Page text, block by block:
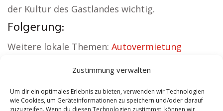
Zustimmung verwalten
Um dir ein optimales Erlebnis zu bieten, verwenden wir Technologien
wie Cookies, um Geräteinformationen zu speichern und/oder darauf
zuzugreifen. Wenn du diesen Technologien zustimmst, können wir
der Kultur des Gastlandes wichtig.
Folgerung:
Weitere lokale Themen: Autovermietung
Versicherung Traunstein |Hundeschule
Traunstein|Schamane Traunstein|Reisebüro
Traunstein